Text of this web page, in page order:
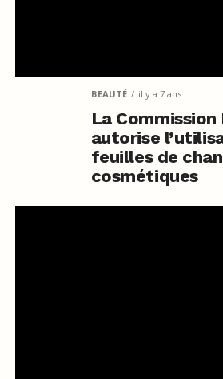
BEAUTÉ il y a 7 ans
La Commission
autorise
feuilles de
cosmétiques